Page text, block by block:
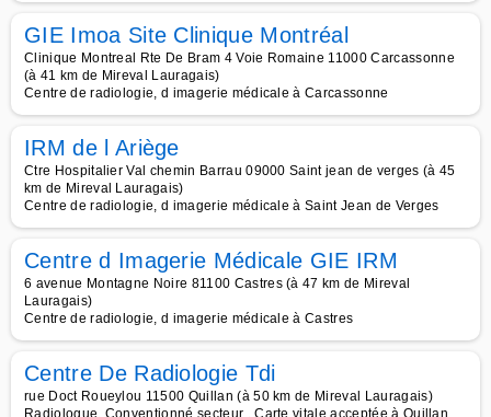
GIE Imoa Site Clinique Montréal
Clinique Montreal Rte De Bram 4 Voie Romaine 11000 Carcassonne
(à 41 km de Mireval Lauragais)
Centre de radiologie, d imagerie médicale à Carcassonne
IRM de l Ariège
Ctre Hospitalier Val chemin Barrau 09000 Saint jean de verges (à 45
km de Mireval Lauragais)
Centre de radiologie, d imagerie médicale à Saint Jean de Verges
Centre d Imagerie Médicale GIE IRM
6 avenue Montagne Noire 81100 Castres (à 47 km de Mireval
Lauragais)
Centre de radiologie, d imagerie médicale à Castres
Centre De Radiologie Tdi
rue Doct Roueylou 11500 Quillan (à 50 km de Mireval Lauragais)
Radiologue, Conventionné secteur , Carte vitale acceptée à Quillan